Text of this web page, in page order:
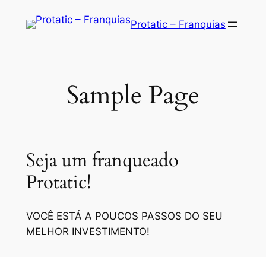
Protatic – Franquias
Sample Page
Seja um franqueado
Protatic!
VOCÊ ESTÁ A POUCOS PASSOS DO SEU
MELHOR INVESTIMENTO!